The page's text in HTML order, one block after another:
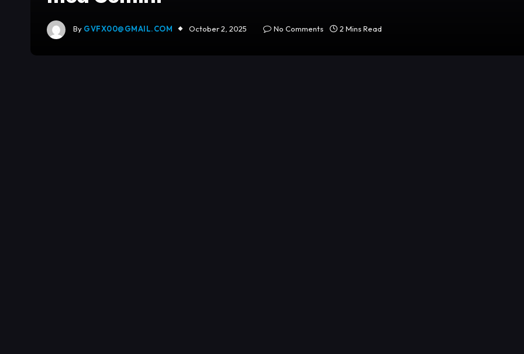
By GVFX00@GMAIL.COM October 2, 2025 No Comments 2 Mins Read